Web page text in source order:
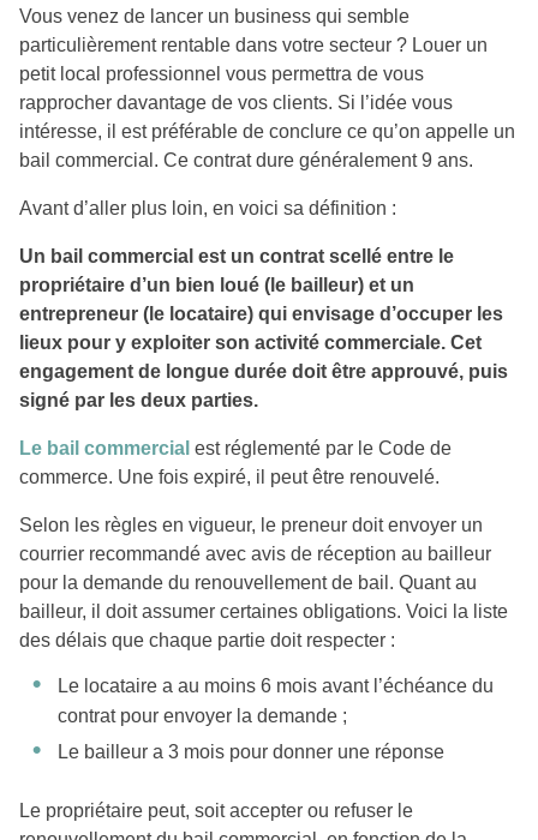
Vous venez de lancer un business qui semble
particulièrement rentable dans votre secteur ? Louer un
petit local professionnel vous permettra de vous
rapprocher davantage de vos clients. Si l’idée vous
intéresse, il est préférable de conclure ce qu’on appelle un
bail commercial. Ce contrat dure généralement 9 ans.
Avant d’aller plus loin, en voici sa définition :
Un bail commercial est un contrat scellé entre le
propriétaire d’un bien loué (le bailleur) et un
entrepreneur (le locataire) qui envisage d’occuper les
lieux pour y exploiter son activité commerciale. Cet
engagement de longue durée doit être approuvé, puis
signé par les deux parties.
Le bail commercial est réglementé par le Code de
commerce. Une fois expiré, il peut être renouvelé.
Selon les règles en vigueur, le preneur doit envoyer un
courrier recommandé avec avis de réception au bailleur
pour la demande du renouvellement de bail. Quant au
bailleur, il doit assumer certaines obligations. Voici la liste
des délais que chaque partie doit respecter :
Le locataire a au moins 6 mois avant l’échéance du
contrat pour envoyer la demande ;
Le bailleur a 3 mois pour donner une réponse
Le propriétaire peut, soit accepter ou refuser le